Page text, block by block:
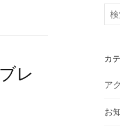
レ
検
索:
カ
ア
お